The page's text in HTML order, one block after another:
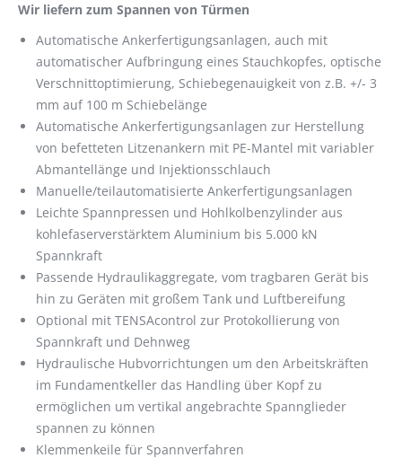
Wir liefern zum Spannen von Türmen
Automatische Ankerfertigungsanlagen, auch mit
automatischer Aufbringung eines Stauchkopfes, optische
Verschnittoptimierung, Schiebegenauigkeit von z.B. +/- 3
mm auf 100 m Schiebelänge
Automatische Ankerfertigungsanlagen zur Herstellung
von befetteten Litzenankern mit PE-Mantel mit variabler
Abmantellänge und Injektionsschlauch
Manuelle/teilautomatisierte Ankerfertigungsanlagen
Leichte Spannpressen und Hohlkolbenzylinder aus
kohlefaserverstärktem Aluminium bis 5.000 kN
Spannkraft
Passende Hydraulikaggregate, vom tragbaren Gerät bis
hin zu Geräten mit großem Tank und Luftbereifung
Optional mit TENSAcontrol zur Protokollierung von
Spannkraft und Dehnweg
Hydraulische Hubvorrichtungen um den Arbeitskräften
im Fundamentkeller das Handling über Kopf zu
ermöglichen um vertikal angebrachte Spannglieder
spannen zu können
Klemmenkeile für Spannverfahren